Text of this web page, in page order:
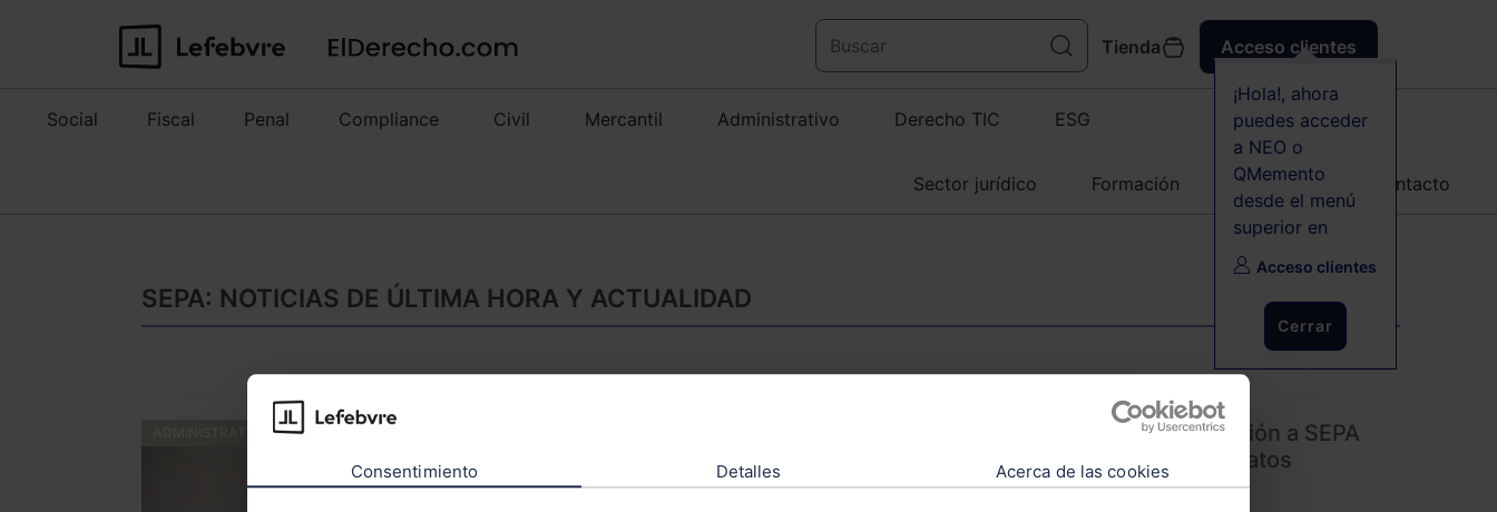
Consentimiento Detalles Acerca de las cookies
Tienda Acceso clientes
¡Hola!, ahora
puedes acceder
a NEO o
QMemento
desde el menú
superior en
Acceso clientes
Cerrar
Social Fiscal Penal Compliance Civil Mercantil Administrativo Derecho TIC ESG
Sector jurídico Formación Agenda Contacto
SEPA: NOTICIAS DE ÚLTIMA HORA Y ACTUALIDAD
Reflexiones sobre el formulario de adaptación a SEPA
desde la perspectiva de la Protección de Datos